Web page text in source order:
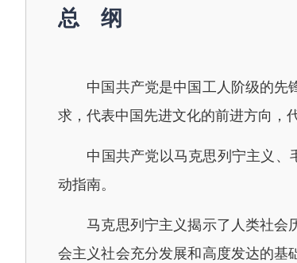
总 纲
中国共产党是中国工人阶级的先锋
求，代表中国先进文化的前进方向，
中国共产党以马克思列宁主义、毛
动指南。
马克思列宁主义揭示了人类社会历
会主义社会充分发展和高度发达的